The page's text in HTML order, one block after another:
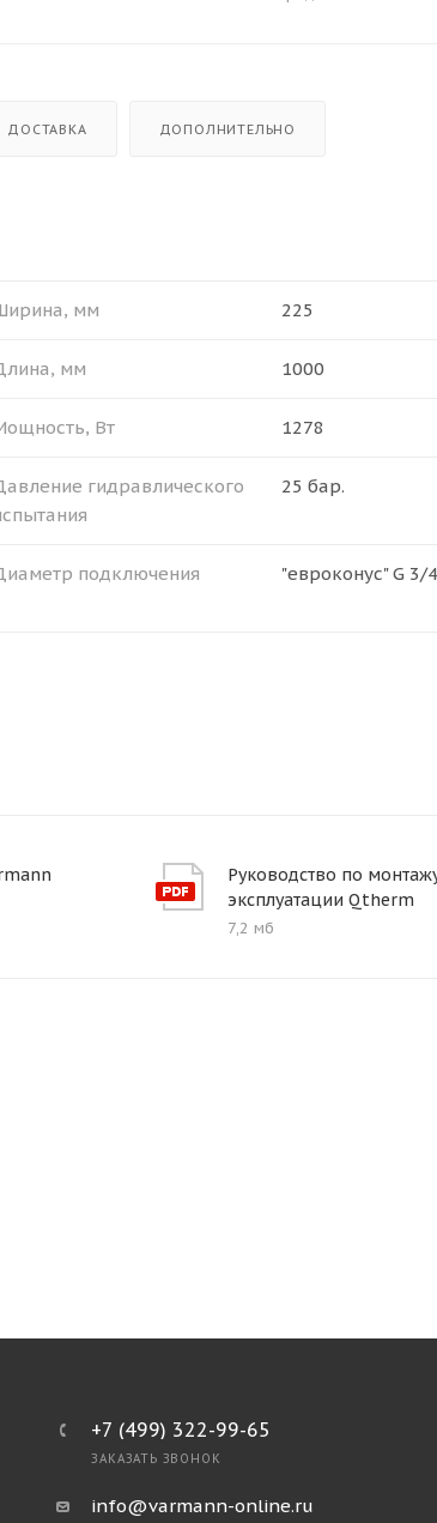
ДОСТАВКА ДОПОЛНИТЕЛЬНО
мм 225
мм 1000
Вт 1278
гидравлического
25 бар.
подключения "евроконус" G 3/
Руководство по
эксплуатации Qtherm
7,2 мб
+7 (499) 322-99-65
ЗАКАЗАТЬ ЗВОНОК
info@varmann-online.ru